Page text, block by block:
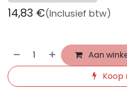
14,83 €(Inclusief btw)
Aan
Koop